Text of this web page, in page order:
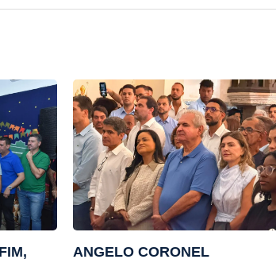
ANGELO CORONEL